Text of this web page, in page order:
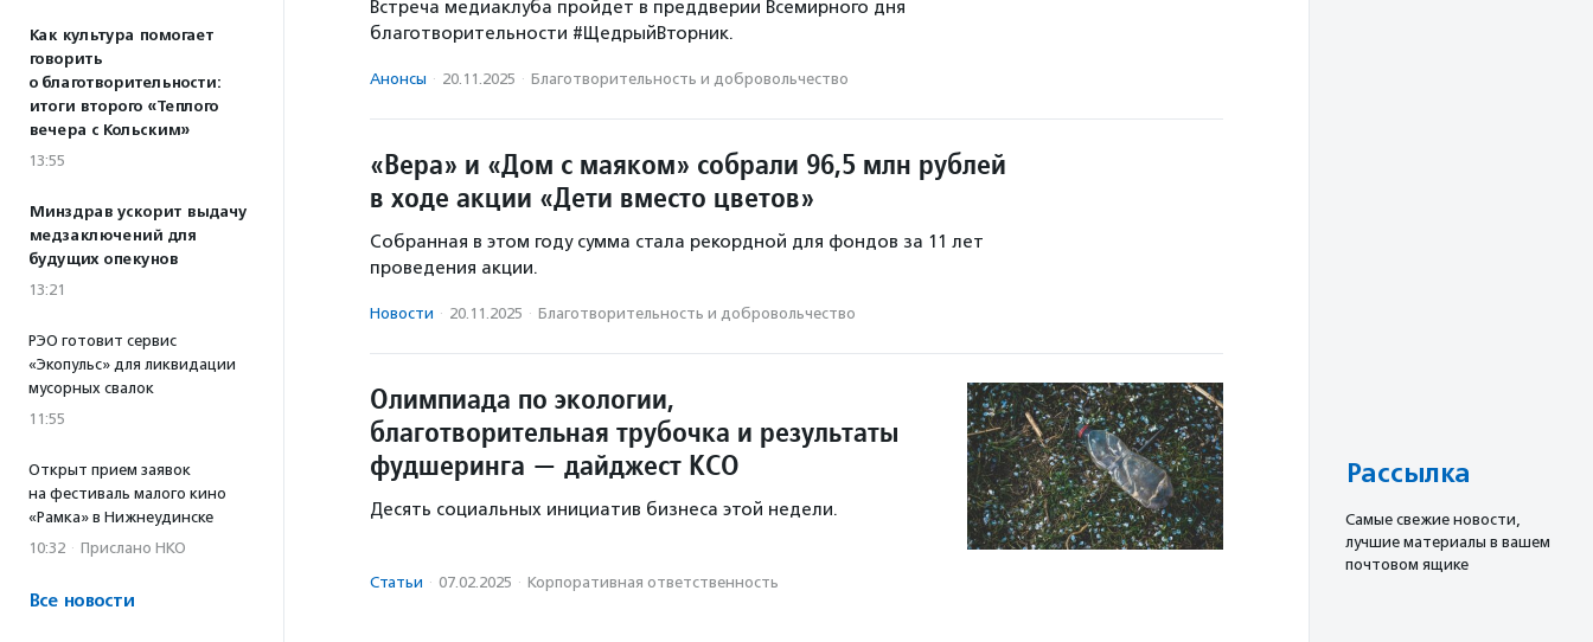
Как культура помогает
говорить
о благотворительности:
итоги второго «Теплого
вечера с Кольским»
13:55
Минздрав ускорит выдачу
медзаключений для
будущих опекунов
13:21
РЭО готовит сервис
«Экопульс» для ликвидации
мусорных свалок
11:55
Открыт прием заявок
на фестиваль малого кино
«Рамка» в Нижнеудинске
10:32 · Прислано НКО
Все новости
Встреча медиаклуба пройдет в преддверии Всемирного дня
благотворительности #ЩедрыйВторник.
Анонсы · 20.11.2025 · Благотвори­тель­ность и доброволь­чест­во
«Вера» и «Дом с маяком» собрали 96,5 млн рублей
в ходе акции «Дети вместо цветов»
Собранная в этом году сумма стала рекордной для фондов за 11 лет
проведения акции.
Новости · 20.11.2025 · Благотвори­тель­ность и доброволь­чест­во
Олимпиада по экологии,
благотворительная трубочка и результаты
фудшеринга — дайджест КСО
Десять социальных инициатив бизнеса этой недели.
Статьи · 07.02.2025 · Корпоративная ответственность
Рассылка
Cамые свежие новости,
лучшие материалы в вашем
почтовом ящике